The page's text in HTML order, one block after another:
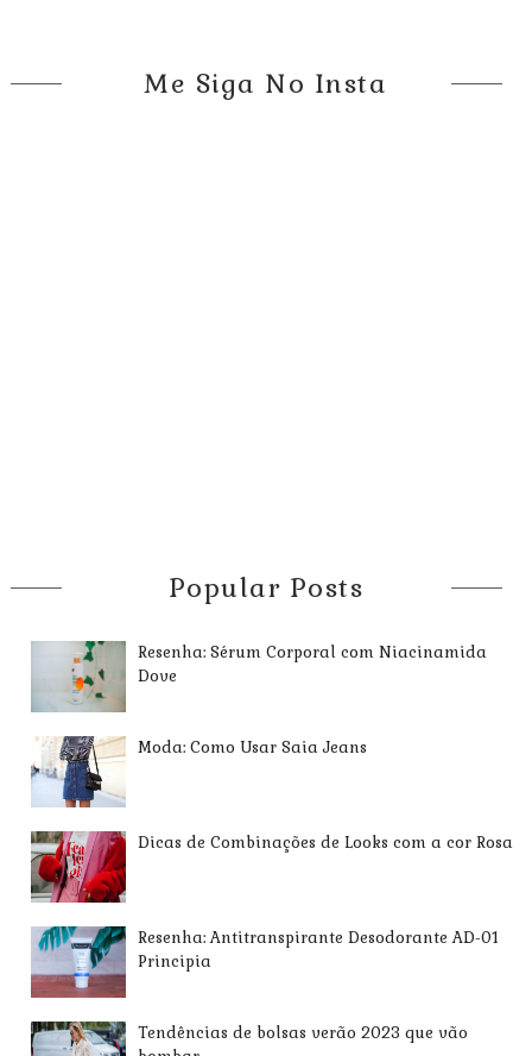
Me Siga No Insta
Popular Posts
Resenha: Sérum Corporal com Niacinamida
Dove
Moda: Como Usar Saia Jeans
Dicas de Combinações de Looks com a cor Rosa
Resenha: Antitranspirante Desodorante AD-01
Principia
Tendências de bolsas verão 2023 que vão